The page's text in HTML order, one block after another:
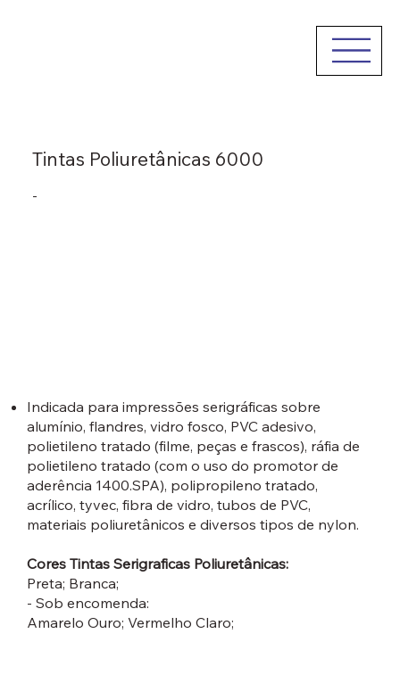
Tintas Poliuretânicas 6000
-
Indicada para impressões serigráficas sobre
alumínio, flandres, vidro fosco, PVC adesivo,
polietileno tratado (filme, peças e frascos), ráfia de
polietileno tratado (com o uso do promotor de
aderência 1400.SPA), polipropileno tratado,
acrílico, tyvec, fibra de vidro, tubos de PVC,
materiais poliuretânicos e diversos tipos de nylon.
Cores Tintas Serigraficas Poliuretânicas:
Preta; Branca;
- Sob encomenda:
Amarelo Ouro; Vermelho Claro;